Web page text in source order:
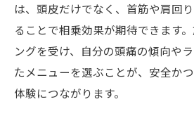
は、頭皮だけでなく、首筋や肩回
ることで相乗効果が期待できます
ングを受け、自分の頭痛の傾向や
たメニューを選ぶことが、安全か
体験につながります。